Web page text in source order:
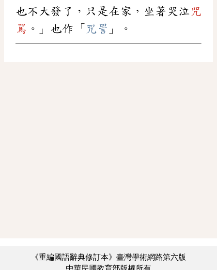
也不大發了，只是在家，坐著哭泣 咒
罵 。」也作「 咒詈 」。
《重編國語辭典修訂本》臺灣學術網路第六版